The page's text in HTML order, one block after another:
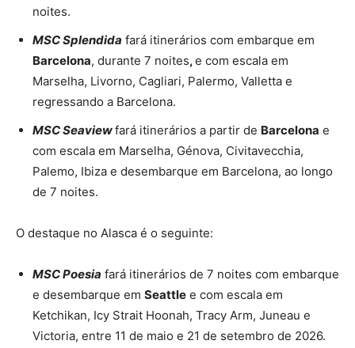
noites.
MSC Splendida fará itinerários com embarque em
Barcelona, durante 7 noites,e com escala em
Marselha, Livorno, Cagliari, Palermo, Valletta e
regressando a Barcelona.
MSC Seaviewfará itinerários a partir de Barcelona e
com escala em Marselha, Génova, Civitavecchia,
Palemo, Ibiza e desembarque em Barcelona, ao longo
de 7 noites.
O destaque no Alasca é o seguinte:
MSC Poesia fará itinerários de 7 noites com embarque
e desembarque em Seattle e com escala em
Ketchikan, Icy Strait Hoonah, Tracy Arm, Juneau e
Victoria, entre 11 de maio e 21 de setembro de 2026.